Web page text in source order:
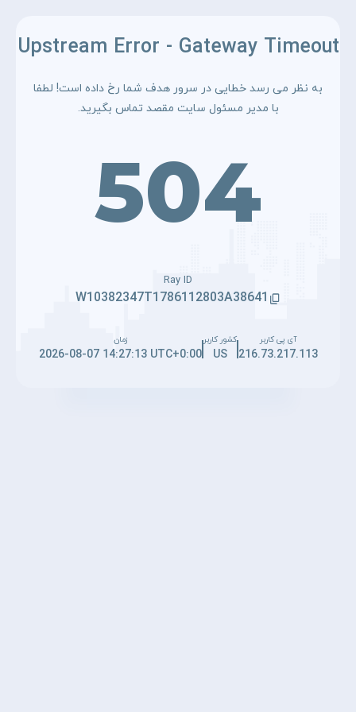
Upstream Error - Gateway Timeout
به نظر می رسد خطایی در سرور هدف شما رخ داده است! لطفا
با مدیر مسئول سایت مقصد تماس بگیرید.
504
Ray ID
W10382347T1786112803A38641
آی پی کاربر
216.73.217.113
کشور کاربر
US
زمان
2026-08-07 14:27:13 UTC+0:00